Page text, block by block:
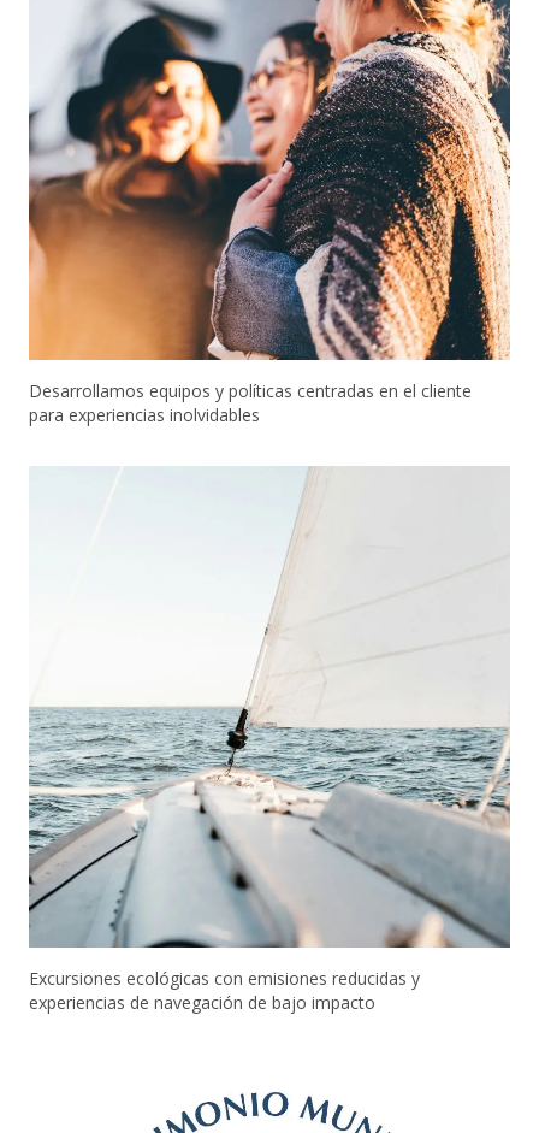
Desarrollamos equipos y políticas centradas en el cliente
para experiencias inolvidables
Excursiones ecológicas con emisiones reducidas y
experiencias de navegación de bajo impacto